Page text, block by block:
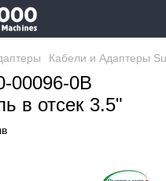
Кабели и Адаптеры
00096-0B
в отсек 3.5"